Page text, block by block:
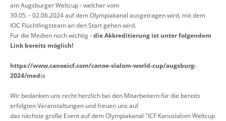
am Augsburger Weltcup - welcher vom
30.05. - 02.06.2024 auf dem Olympiakanal ausgetragen wird, mit dem
IOC Flüchtlingsteam an den Start gehen wird.
Für die Medien noch wichtig -die Akkreditierung ist unter folgendem
Link bereits möglich!
https://www.canoeicf.com/canoe-slalom-world-cup/augsburg-
2024/media
Wir bedanken uns recht herzlich bei den Mitarbeitern für die bereits
erfolgten Veranstaltungen und freuen uns auf
das nächste große Event auf dem Olympiakanal "ICF Kanuslalom Weltcup